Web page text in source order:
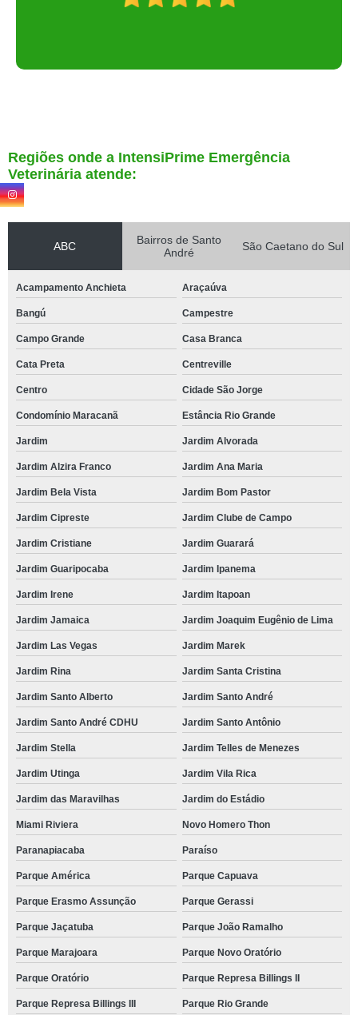
Regiões onde a IntensiPrime Emergência
Veterinária atende:
ABC
Bairros de Santo
André
São Caetano do Sul
Acampamento Anchieta Araçaúva
Bangú Campestre
Campo Grande Casa Branca
Cata Preta Centreville
Centro Cidade São Jorge
Condomínio Maracanã Estância Rio Grande
Jardim Jardim Alvorada
Jardim Alzira Franco Jardim Ana Maria
Jardim Bela Vista Jardim Bom Pastor
Jardim Cipreste Jardim Clube de Campo
Jardim Cristiane Jardim Guarará
Jardim Guaripocaba Jardim Ipanema
Jardim Irene Jardim Itapoan
Jardim Jamaica Jardim Joaquim Eugênio de Lima
Jardim Las Vegas Jardim Marek
Jardim Rina Jardim Santa Cristina
Jardim Santo Alberto Jardim Santo André
Jardim Santo André CDHU Jardim Santo Antônio
Jardim Stella Jardim Telles de Menezes
Jardim Utinga Jardim Vila Rica
Jardim das Maravilhas Jardim do Estádio
Miami Riviera Novo Homero Thon
Paranapiacaba Paraíso
Parque América Parque Capuava
Parque Erasmo Assunção Parque Gerassi
Parque Jaçatuba Parque João Ramalho
Parque Marajoara Parque Novo Oratório
Parque Oratório Parque Represa Billings II
Parque Represa Billings III Parque Rio Grande